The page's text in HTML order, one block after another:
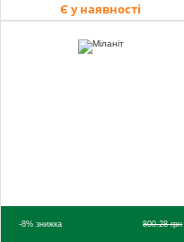
Є у наявності
-8%знижка 800.28грн